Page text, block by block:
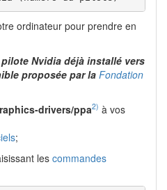
ordinateur pour prendre en
Nvidia déjà installé vers
proposée par la Fondation
drivers/ppa2) à vos
;
les commandes